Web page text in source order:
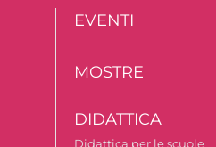
EVENTI
MOSTRE
DIDATTICA
Didattica per le scuole